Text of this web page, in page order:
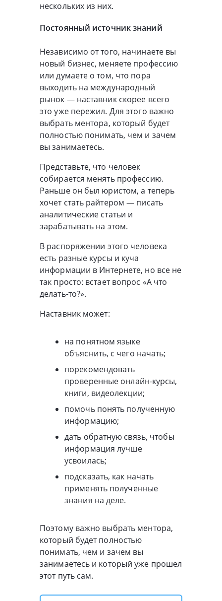
нескольких из них.
Постоянный источник знаний
Независимо от того, начинаете вы
новый бизнес, меняете профессию
или думаете о том, что пора
выходить на международный
рынок — наставник скорее всего
это уже пережил. Для этого важно
выбрать ментора, который будет
полностью понимать, чем и зачем
вы занимаетесь.
Представьте, что человек
собирается менять профессию.
Раньше он был юристом, а теперь
хочет стать райтером — писать
аналитические статьи и
зарабатывать на этом.
В распоряжении этого человека
есть разные курсы и куча
информации в Интернете, но все не
так просто: встает вопрос «А что
делать-то?».
Наставник может:
на понятном языке
объяснить, с чего начать;
порекомендовать
проверенные онлайн-курсы,
книги, видеолекции;
помочь понять полученную
информацию;
дать обратную связь, чтобы
информация лучше
усвоилась;
подсказать, как начать
применять полученные
знания на деле.
Поэтому важно выбрать ментора,
который будет полностью
понимать, чем и зачем вы
занимаетесь и который уже прошел
этот путь сам.